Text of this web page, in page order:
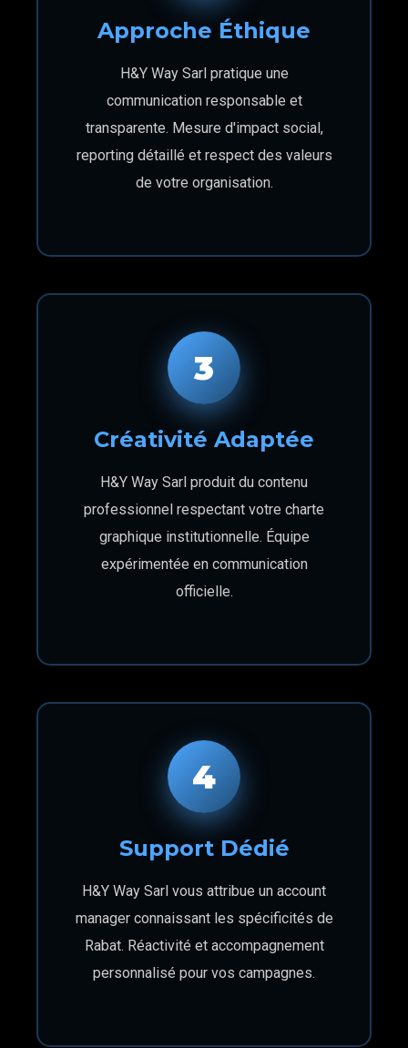
Approche Éthique
H&Y Way Sarl pratique une
communication responsable et
transparente. Mesure d'impact social,
reporting détaillé et respect des valeurs
de votre organisation.
3
Créativité Adaptée
H&Y Way Sarl produit du contenu
professionnel respectant votre charte
graphique institutionnelle. Équipe
expérimentée en communication
officielle.
4
Support Dédié
H&Y Way Sarl vous attribue un account
manager connaissant les spécificités de
Rabat. Réactivité et accompagnement
personnalisé pour vos campagnes.